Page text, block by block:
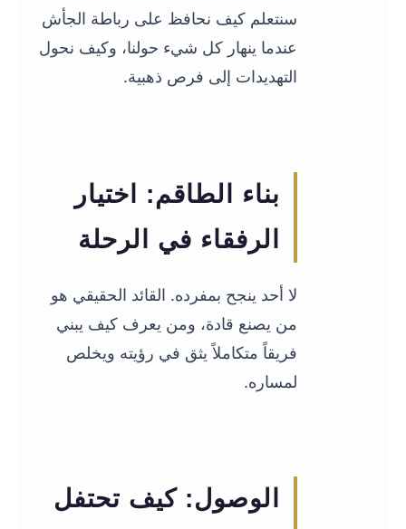
سنتعلم كيف نحافظ على رباطة الجأش
عندما ينهار كل شيء حولنا، وكيف نحول
التهديدات إلى فرص ذهبية.
بناء الطاقم: اختيار
الرفقاء في الرحلة
لا أحد ينجح بمفرده. القائد الحقيقي هو
من يصنع قادة، ومن يعرف كيف يبني
فريقاً متكاملاً يثق في رؤيته ويخلص
لمساره.
الوصول: كيف تحتفل